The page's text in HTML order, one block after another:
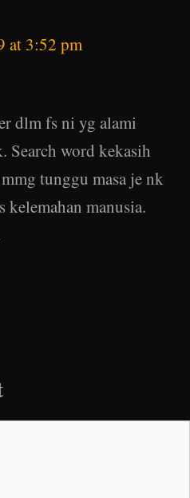
at 3:52 pm
dlm fs ni yg alami
Search word kekasih
tunggu masa je nk
kelemahan manusia.